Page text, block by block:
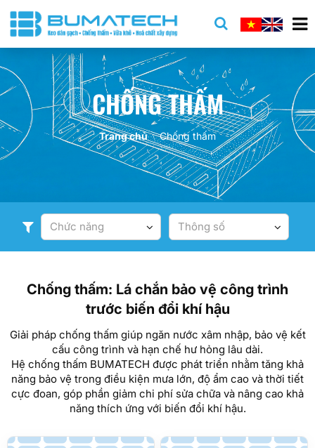
CHỐNG THẤM
Trang chủ Chống thấm
Chức năng Thông số
Chống thấm: Lá chắn bảo vệ công trình
trước biến đổi khí hậu
Giải pháp chống thấm giúp ngăn nước xâm nhập, bảo vệ kết
cấu công trình và hạn chế hư hỏng lâu dài.
Hệ chống thấm BUMATECH được phát triển nhằm tăng khả
năng bảo vệ trong điều kiện mưa lớn, độ ẩm cao và thời tiết
cực đoan, góp phần giảm chi phí sửa chữa và nâng cao khả
năng thích ứng với biến đổi khí hậu.